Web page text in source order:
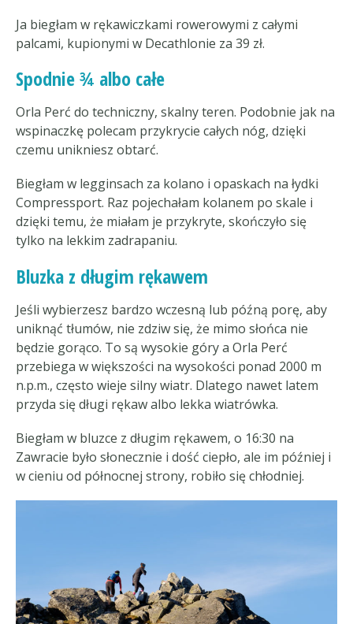
Ja biegłam w rękawiczkami rowerowymi z całymi
palcami, kupionymi w Decathlonie za 39 zł.
Spodnie ¾ albo całe
Orla Perć do techniczny, skalny teren. Podobnie jak na
wspinaczkę polecam przykrycie całych nóg, dzięki
czemu unikniesz obtarć.
Biegłam w legginsach za kolano i opaskach na łydki
Compressport. Raz pojechałam kolanem po skale i
dzięki temu, że miałam je przykryte, skończyło się
tylko na lekkim zadrapaniu.
Bluzka z długim rękawem
Jeśli wybierzesz bardzo wczesną lub późną porę, aby
uniknąć tłumów, nie zdziw się, że mimo słońca nie
będzie gorąco. To są wysokie góry a Orla Perć
przebiega w większości na wysokości ponad 2000 m
n.p.m., często wieje silny wiatr. Dlatego nawet latem
przyda się długi rękaw albo lekka wiatrówka.
Biegłam w bluzce z długim rękawem, o 16:30 na
Zawracie było słonecznie i dość ciepło, ale im później i
w cieniu od północnej strony, robiło się chłodniej.